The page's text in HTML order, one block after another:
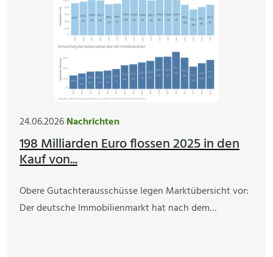
24.06.2026Nachrichten
198 Milliarden Euro flossen 2025 in den
Kauf von...
Obere Gutachterausschüsse legen Marktübersicht vor:
Der deutsche Immobilienmarkt hat nach dem…